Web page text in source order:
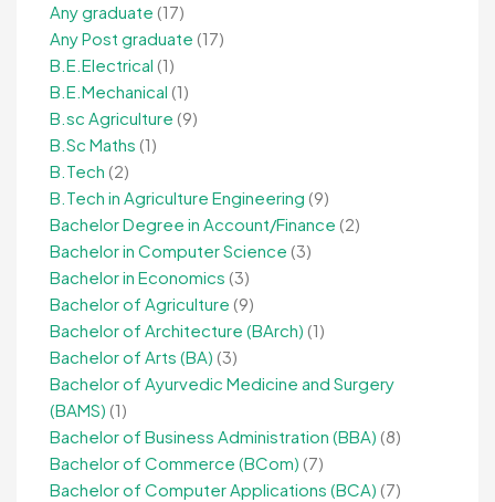
Any graduate (17)
Any Post graduate (17)
B.E.Electrical (1)
B.E.Mechanical (1)
B.sc Agriculture (9)
B.Sc Maths (1)
B.Tech (2)
B.Tech in Agriculture Engineering (9)
Bachelor Degree in Account/Finance (2)
Bachelor in Computer Science (3)
Bachelor in Economics (3)
Bachelor of Agriculture (9)
Bachelor of Architecture (BArch) (1)
Bachelor of Arts (BA) (3)
Bachelor of Ayurvedic Medicine and Surgery
(BAMS) (1)
Bachelor of Business Administration (BBA) (8)
Bachelor of Commerce (BCom) (7)
Bachelor of Computer Applications (BCA) (7)